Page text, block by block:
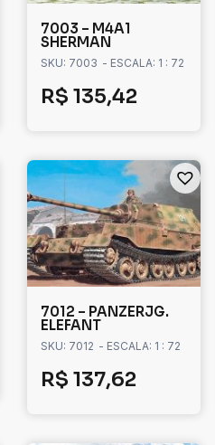
7003 – M4A1
SHERMAN
SKU: 7003 - ESCALA: 1 : 72
R$ 135,42
7012 – PANZERJG.
ELEFANT
SKU: 7012 - ESCALA: 1 : 72
R$ 137,62